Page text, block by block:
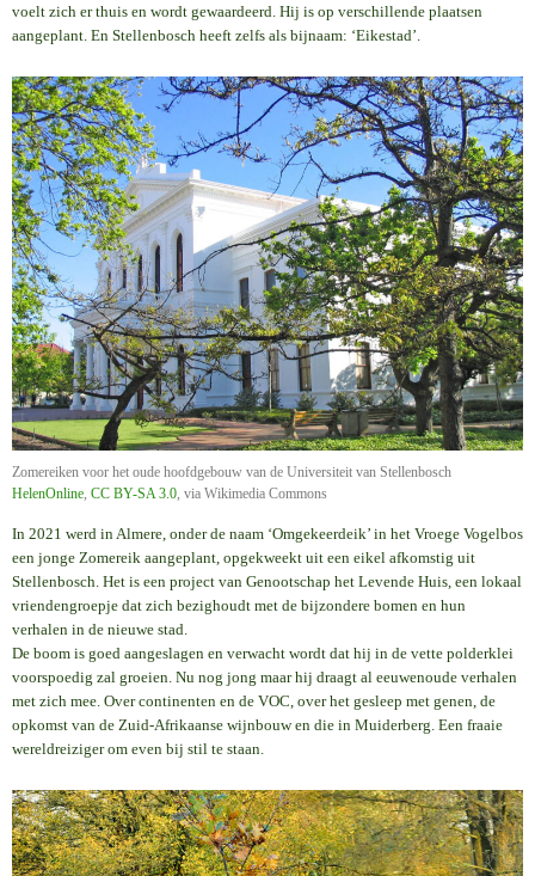
voelt zich er thuis en wordt gewaardeerd. Hij is op verschillende plaatsen
aangeplant. En Stellenbosch heeft zelfs als bijnaam: ‘Eikestad’.
Zomereiken voor het oude hoofdgebouw van de Universiteit van Stellenbosch
HelenOnline, CC BY-SA 3.0, via Wikimedia Commons
In 2021 werd in Almere, onder de naam ‘Omgekeerdeik’ in het Vroege Vogelbos
een jonge Zomereik aangeplant, opgekweekt uit een eikel afkomstig uit
Stellenbosch. Het is een project van Genootschap het Levende Huis, een lokaal
vriendengroepje dat zich bezighoudt met de bijzondere bomen en hun
verhalen in de nieuwe stad.
De boom is goed aangeslagen en verwacht wordt dat hij in de vette polderklei
voorspoedig zal groeien. Nu nog jong maar hij draagt al eeuwenoude verhalen
met zich mee. Over continenten en de VOC, over het gesleep met genen, de
opkomst van de Zuid-Afrikaanse wijnbouw en die in Muiderberg. Een fraaie
wereldreiziger om even bij stil te staan.